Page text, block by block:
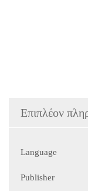
Επιπλέον
Language
Publisher